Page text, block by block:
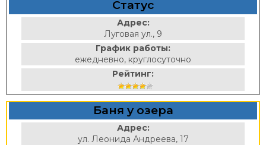
Статус
Адрес:
Луговая ул., 9
График работы:
ежедневно, круглосуточно
Рейтинг:
Баня у озера
Адрес:
ул. Леонида Андреева, 17